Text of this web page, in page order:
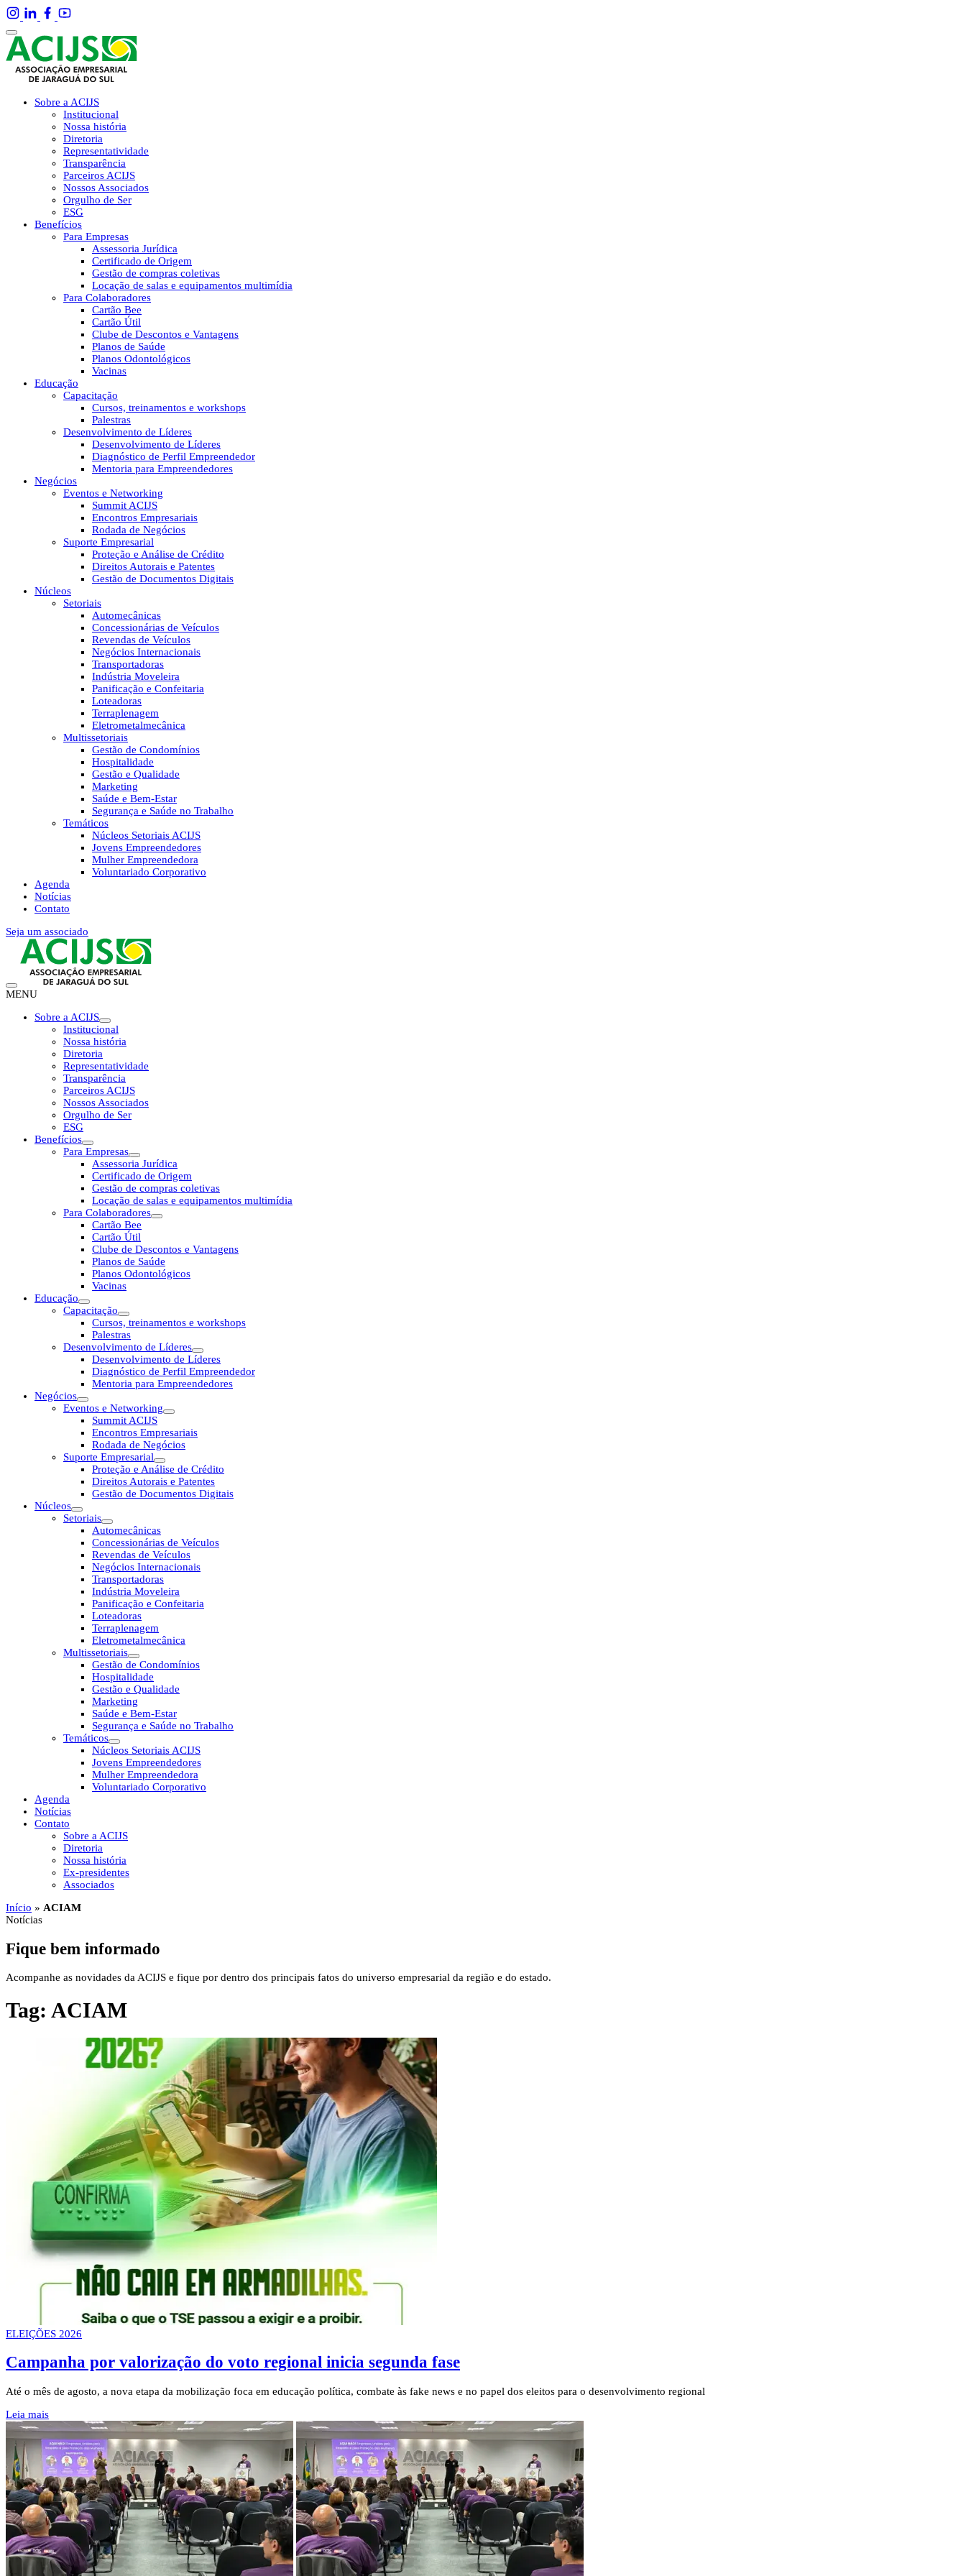
Sobre a ACIJS
Institucional
Nossa história
Diretoria
Representatividade
Transparência
Parceiros ACIJS
Nossos Associados
Orgulho de Ser
ESG
Benefícios
Para Empresas
Assessoria Jurídica
Certificado de Origem
Gestão de compras coletivas
Locação de salas e equipamentos multimídia
Para Colaboradores
Cartão Bee
Cartão Útil
Clube de Descontos e Vantagens
Planos de Saúde
Planos Odontológicos
Vacinas
Educação
Capacitação
Cursos, treinamentos e workshops
Palestras
Desenvolvimento de Líderes
Desenvolvimento de Líderes
Diagnóstico de Perfil Empreendedor
Mentoria para Empreendedores
Negócios
Eventos e Networking
Summit ACIJS
Encontros Empresariais
Rodada de Negócios
Suporte Empresarial
Proteção e Análise de Crédito
Direitos Autorais e Patentes
Gestão de Documentos Digitais
Núcleos
Setoriais
Automecânicas
Concessionárias de Veículos
Revendas de Veículos
Negócios Internacionais
Transportadoras
Indústria Moveleira
Panificação e Confeitaria
Loteadoras
Terraplenagem
Eletrometalmecânica
Multissetoriais
Gestão de Condomínios
Hospitalidade
Gestão e Qualidade
Marketing
Saúde e Bem-Estar
Segurança e Saúde no Trabalho
Temáticos
Núcleos Setoriais ACIJS
Jovens Empreendedores
Mulher Empreendedora
Voluntariado Corporativo
Agenda
Notícias
Contato
Seja um associado
MENU
Sobre a ACIJS
Institucional
Nossa história
Diretoria
Representatividade
Transparência
Parceiros ACIJS
Nossos Associados
Orgulho de Ser
ESG
Benefícios
Para Empresas
Assessoria Jurídica
Certificado de Origem
Gestão de compras coletivas
Locação de salas e equipamentos multimídia
Para Colaboradores
Cartão Bee
Cartão Útil
Clube de Descontos e Vantagens
Planos de Saúde
Planos Odontológicos
Vacinas
Educação
Capacitação
Cursos, treinamentos e workshops
Palestras
Desenvolvimento de Líderes
Desenvolvimento de Líderes
Diagnóstico de Perfil Empreendedor
Mentoria para Empreendedores
Negócios
Eventos e Networking
Summit ACIJS
Encontros Empresariais
Rodada de Negócios
Suporte Empresarial
Proteção e Análise de Crédito
Direitos Autorais e Patentes
Gestão de Documentos Digitais
Núcleos
Setoriais
Automecânicas
Concessionárias de Veículos
Revendas de Veículos
Negócios Internacionais
Transportadoras
Indústria Moveleira
Panificação e Confeitaria
Loteadoras
Terraplenagem
Eletrometalmecânica
Multissetoriais
Gestão de Condomínios
Hospitalidade
Gestão e Qualidade
Marketing
Saúde e Bem-Estar
Segurança e Saúde no Trabalho
Temáticos
Núcleos Setoriais ACIJS
Jovens Empreendedores
Mulher Empreendedora
Voluntariado Corporativo
Agenda
Notícias
Contato
Sobre a ACIJS
Diretoria
Nossa história
Ex-presidentes
Associados
Início » ACIAM
Notícias
Fique bem informado
Acompanhe as novidades da ACIJS e fique por dentro dos principais fatos do universo empresarial da região e do estado.
Tag: ACIAM
ELEIÇÕES 2026
Campanha por valorização do voto regional inicia segunda fase
Até o mês de agosto, a nova etapa da mobilização foca em educação política, combate às fake news e no papel dos eleitos para o desenvolvimento regional
Leia mais